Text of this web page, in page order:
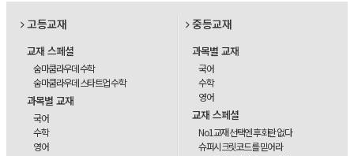
고등교재
교재 스페셜
숨마쿰라우데 수학
숨마쿰라우데 스타트업 수학
과목별 교재
국어
수학
영어
중등교재
과목별 교재
국어
수학
영어
교재 스페셜
No1교재 선택엔 후회란 없다
슈퍼시크릿코드를 믿어라